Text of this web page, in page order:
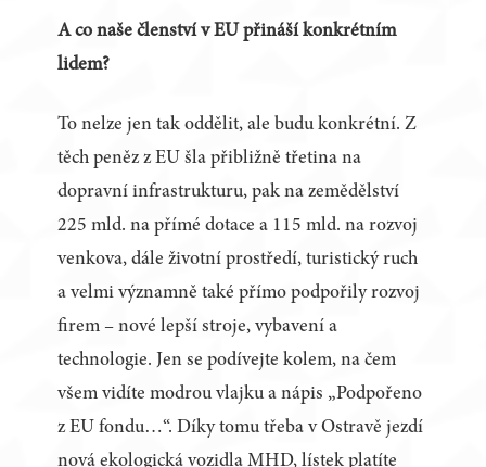
A co naše členství v EU přináší konkrétním
lidem?
To nelze jen tak oddělit, ale budu konkrétní. Z
těch peněz z EU šla přibližně třetina na
dopravní infrastrukturu, pak na zemědělství
225 mld. na přímé dotace a 115 mld. na rozvoj
venkova, dále životní prostředí, turistický ruch
a velmi významně také přímo podpořily rozvoj
firem – nové lepší stroje, vybavení a
technologie. Jen se podívejte kolem, na čem
všem vidíte modrou vlajku a nápis „Podpořeno
z EU fondu…“. Díky tomu třeba v Ostravě jezdí
nová ekologická vozidla MHD, lístek platíte